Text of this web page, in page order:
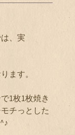
、実
ます。
1枚1枚焼き
チっとした